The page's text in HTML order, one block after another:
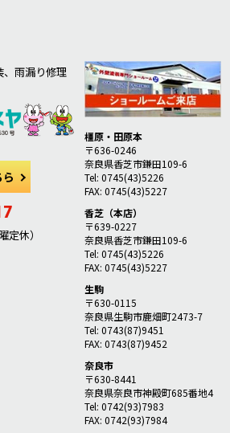
、雨漏り修理
定休）
橿原・田原本
〒636-0246
奈良県香芝市鎌田109-6
Tel: 0745(43)5226
FAX: 0745(43)5227
香芝（本店）
〒639-0227
奈良県香芝市鎌田109-6
Tel: 0745(43)5226
FAX: 0745(43)5227
生駒
〒630-0115
奈良県生駒市鹿畑町2473-7
Tel: 0743(87)9451
FAX: 0743(87)9452
奈良市
〒630-8441
奈良県奈良市神殿町685番地4
Tel: 0742(93)7983
FAX: 0742(93)7984